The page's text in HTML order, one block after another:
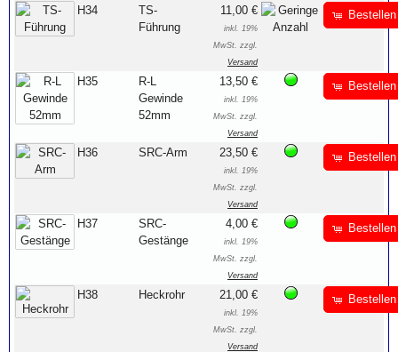
H34
TS-
Führung
11,00 €
inkl. 19%
MwSt. zzgl.
Versand
Bestellen
H35
R-L
Gewinde
52mm
13,50 €
inkl. 19%
MwSt. zzgl.
Versand
Bestellen
H36 SRC-Arm 23,50 €
inkl. 19%
MwSt. zzgl.
Versand
Bestellen
H37
SRC-
Gestänge
4,00 €
inkl. 19%
MwSt. zzgl.
Versand
Bestellen
H38 Heckrohr 21,00 €
inkl. 19%
MwSt. zzgl.
Versand
Bestellen